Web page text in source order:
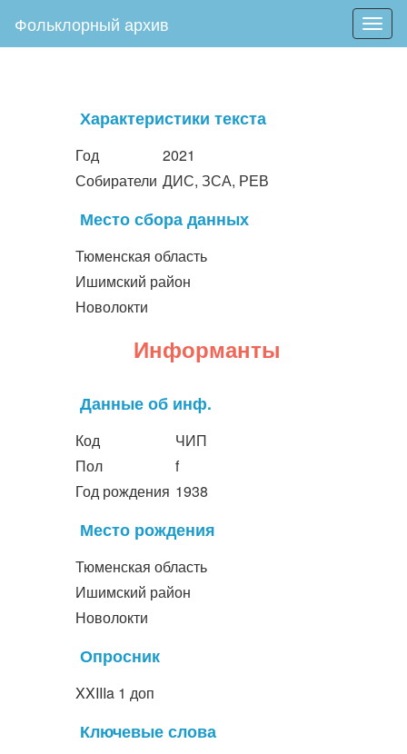
Фольклорный архив
Характеристики текста
Год
2021
Собиратели ДИС, ЗСА, РЕВ
Место сбора данных
Тюменская область
Ишимский район
Новолокти
Информанты
Данные об инф.
Код
ЧИП
Пол
f
Год рождения 1938
Место рождения
Тюменская область
Ишимский район
Новолокти
Опросник
XXIIIa 1 доп
Ключевые слова